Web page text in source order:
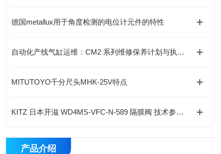
德国metallux用于角度检测的电位计元件的特性
自动化产线气缸运维：CM2 系列维修保养计划与执行标准
MITUTOYO千分尺头MHK-25V特点
KITZ 日本开滋 WD4MS-VFC-N-589 隔膜阀 技术参数及选型依据
产品介绍